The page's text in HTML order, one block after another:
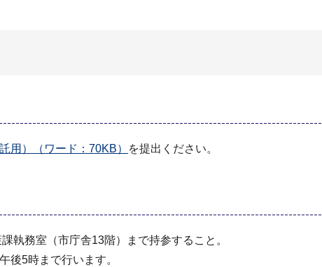
用）（ワード：70KB） を提出ください。
執務室（市庁舎13階）まで持参すること。
後5時まで行います。